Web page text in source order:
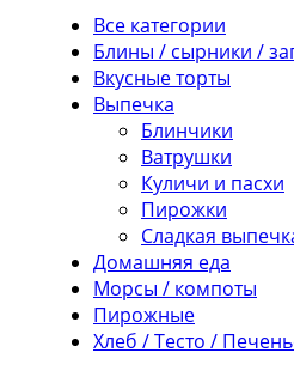
Все категории
Блины / сырники /
Вкусные торты
Выпечка
Блинчики
Ватрушки
Куличи и пасхи
Пирожки
Сладкая
Домашняя еда
Морсы / компоты
Пирожные
Хлеб / Тесто /